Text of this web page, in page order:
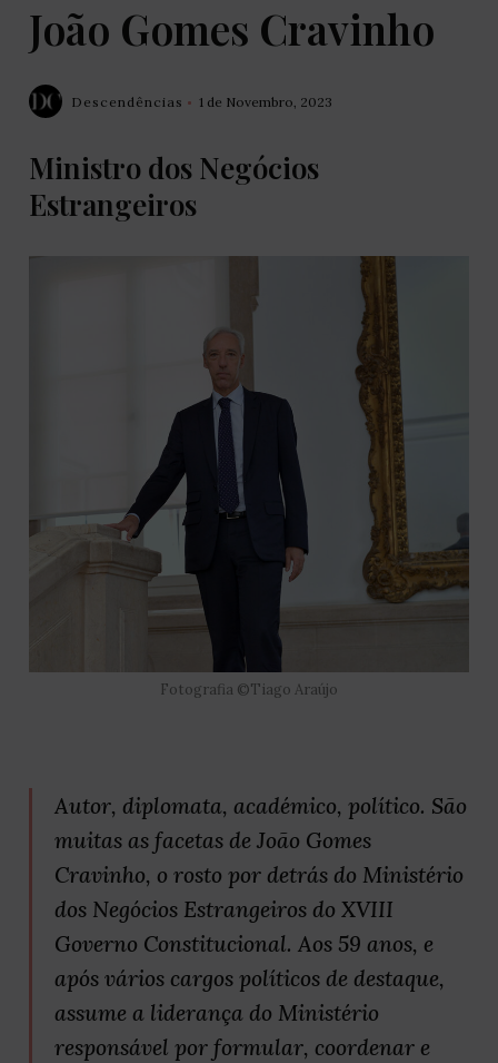
João Gomes Cravinho
Descendências 1 de Novembro, 2023
Ministro dos Negócios
Estrangeiros
Fotografia ©Tiago Araújo
Autor, diplomata, académico, político. São
muitas as facetas de João Gomes
Cravinho, o rosto por detrás do Ministério
dos Negócios Estrangeiros do XVIII
Governo Constitucional. Aos 59 anos, e
após vários cargos políticos de destaque,
assume a liderança do Ministério
responsável por formular, coordenar e